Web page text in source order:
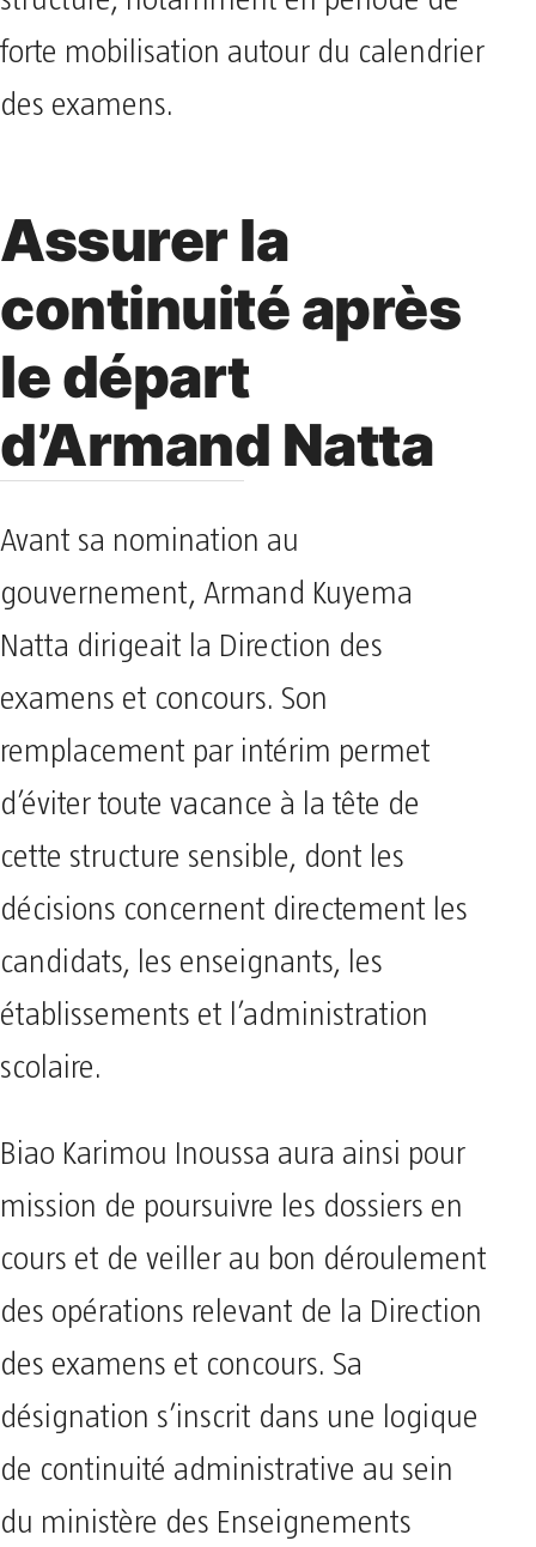
forte mobilisation autour du calendrier
des examens.
Assurer la
continuité après
le départ
d’Armand Natta
Avant sa nomination au
gouvernement, Armand Kuyema
Natta dirigeait la Direction des
examens et concours. Son
remplacement par intérim permet
d’éviter toute vacance à la tête de
cette structure sensible, dont les
décisions concernent directement les
candidats, les enseignants, les
établissements et l’administration
scolaire.
Biao Karimou Inoussa aura ainsi pour
mission de poursuivre les dossiers en
cours et de veiller au bon déroulement
des opérations relevant de la Direction
des examens et concours. Sa
désignation s’inscrit dans une logique
de continuité administrative au sein
du ministère des Enseignements